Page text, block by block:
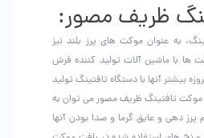
ظریف مصور:
به عنوان موکت های پرز بلند نیز
ها با ماشین آلات تولید کننده فرش
بیشتر آنها با دستگاه تافتینگ تولید
تافتینگ ظریف مصور می توان به
پرز دهی و عایق گرما و صدا بودن آنها